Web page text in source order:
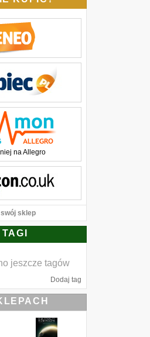
na Allegro
swój sklep
TAGI
jeszcze tagów
Dodaj tag